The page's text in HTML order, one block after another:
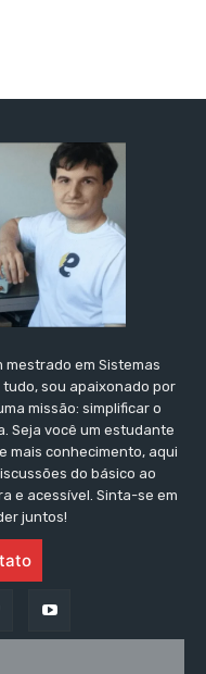
mestrado em Sistemas
tudo, sou apaixonado por
missão: simplificar o
Seja você um estudante
mais conhecimento, aqui
do básico ao
e acessível. Sinta-se em
juntos!